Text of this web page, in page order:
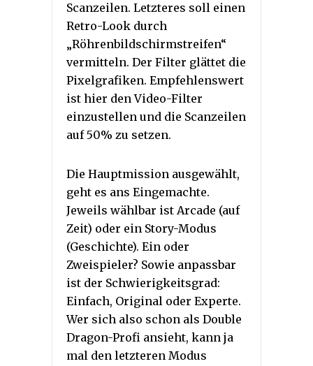
Scanzeilen. Letzteres soll einen
Retro-Look durch
„Röhrenbildschirmstreifen“
vermitteln. Der Filter glättet die
Pixelgrafiken. Empfehlenswert
ist hier den Video-Filter
einzustellen und die Scanzeilen
auf 50% zu setzen.
Die Hauptmission ausgewählt,
geht es ans Eingemachte.
Jeweils wählbar ist Arcade (auf
Zeit) oder ein Story-Modus
(Geschichte). Ein oder
Zweispieler? Sowie anpassbar
ist der Schwierigkeitsgrad:
Einfach, Original oder Experte.
Wer sich also schon als Double
Dragon-Profi ansieht, kann ja
mal den letzteren Modus